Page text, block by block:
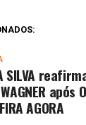
SILVA
após
AGORA